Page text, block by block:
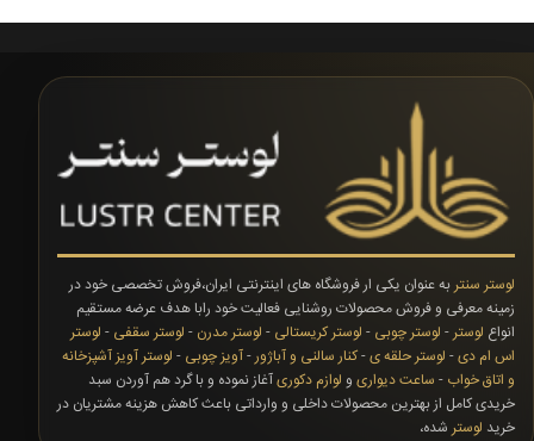
لوستر سنتر به عنوان یکی ار فروشگاه های اینترنتی ایران،فروش تخصصی خود در
زمینه معرفی و فروش محصولات روشنایی فعالیت خود رابا هدف عرضه مستقیم
انواع لوستر - لوستر چوبی - لوستر کریستالی - لوستر مدرن - لوستر سقفی - لوستر
اس ام دی- لوستر حلقه ی-کنار سالنی و آباژور-آویز چوبی - لوستر آویز آشپزخانه
و اتاق خواب - ساعت دیواری و لوازم دکوریآغاز نموده و با گرد هم آوردن سبد
خریدی کامل از بهترین محصولات داخلی و وارداتی باعث کاهش هزینه مشتریان در
خرید لوستر شده،